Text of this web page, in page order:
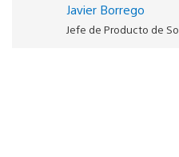
Javier Borrego
Jefe de Producto de